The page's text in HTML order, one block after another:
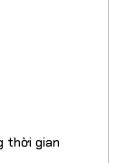
thời gian